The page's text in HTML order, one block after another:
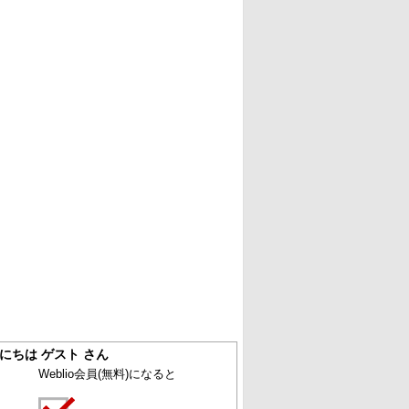
ちは ゲスト さん
Weblio会員(無料)になると